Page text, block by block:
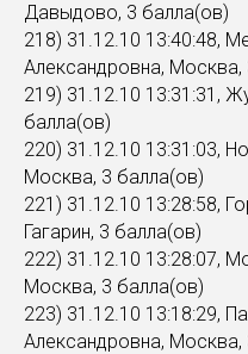
Давыдово, 3 балла(ов)
218) 31.12.10 13:40:48,
Александровна, Москва,
219) 31.12.10 13:31:31,
балла(ов)
220) 31.12.10 13:31:03,
Москва, 3 балла(ов)
221) 31.12.10 13:28:58,
Гагарин, 3 балла(ов)
222) 31.12.10 13:28:07,
Москва, 3 балла(ов)
223) 31.12.10 13:18:29,
Александровна, Москва,